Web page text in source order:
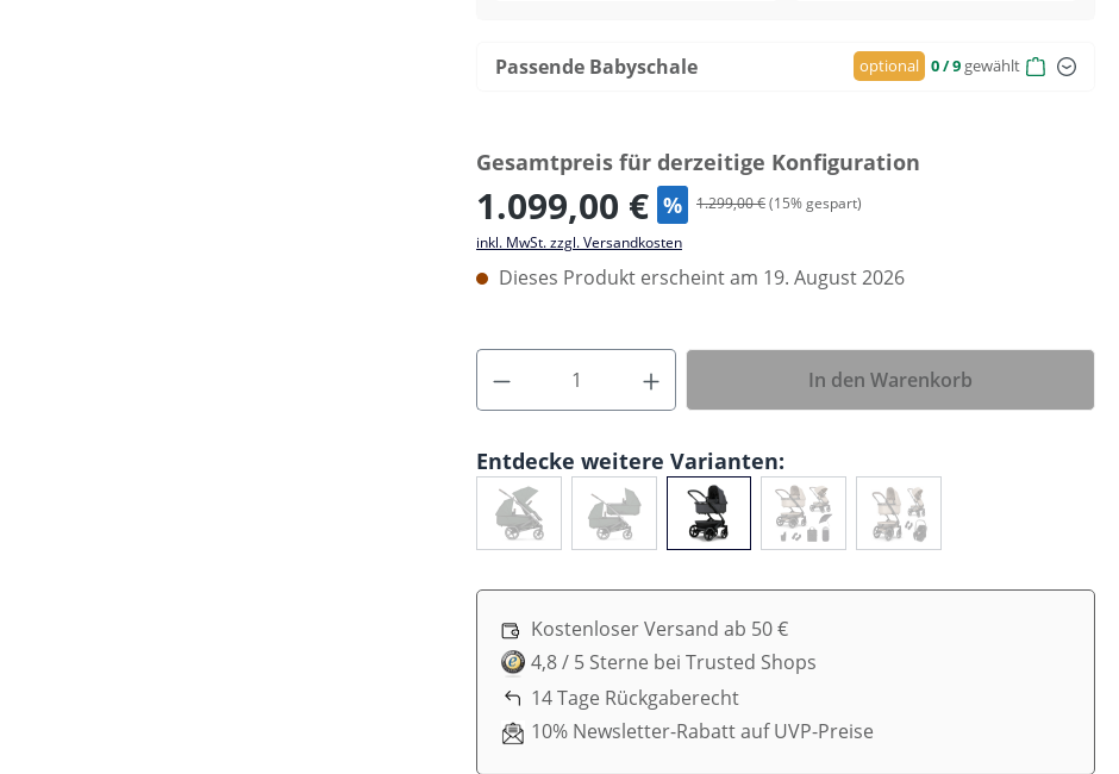
Passende Babyschale optional 0/ 9 gewählt
Gesamtpreis für derzeitige Konfiguration
1.099,00 € % 1.299,00 €(15% gespart)
inkl. MwSt. zzgl. Versandkosten
Dieses Produkt erscheint am 19. August 2026
In den Warenkorb
Entdecke weitere Varianten:
Kostenloser Versand ab 50 €
4,8 / 5 Sterne bei Trusted Shops
14 Tage Rückgaberecht
10% Newsletter-Rabatt auf UVP-Preise